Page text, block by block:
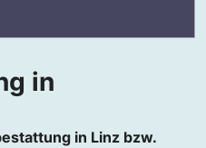
in
in Linz bzw.